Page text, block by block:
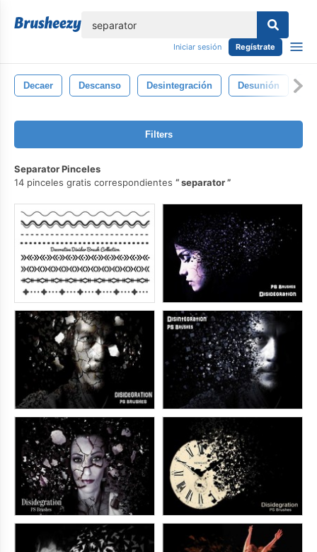
Iniciar sesión Regístrate
Decaer Descanso Desintegración Desunión
Filters
Separator Pinceles
14 pinceles gratis correspondientes
separator